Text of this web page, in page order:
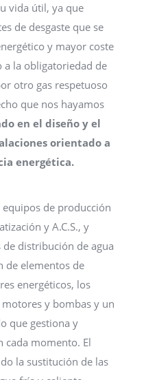
vida útil, ya que
de desgaste que se
y mayor coste
a la obligatoriedad de
otro gas respetuoso
que nos hayamos
en el diseño y el
orientado a
energética.
de producción
y A.C.S., y
distribución de agua
de elementos de
energéticos, los
y bombas y un
que gestiona y
cada momento. El
la sustitución de las